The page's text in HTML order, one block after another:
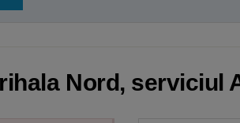
Nord, serviciul